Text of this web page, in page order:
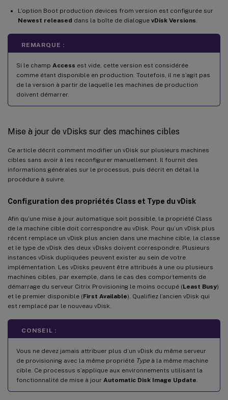
L’option Boot production devices from version est configurée sur
Newest released dans la boîte de dialogue vDisk Versions
REMARQUE :
Si le champ Access est vide, cette version est considérée
comme étant disponible en production. Toutefois, il ne s’agit pas
de la version à partir de laquelle les machines de production
doivent démarrer.
Mise à jour de vDisks sur des machines cibles
Ce article décrit comment modifier un vDisk sur plusieurs machines
cibles sans avoir à les reconfigurer manuellement. Il fournit des
informations générales sur le processus, puis décrit en détail la
procédure à suivre.
Configuration des propriétés Class et Type du vDisk
Afin qu’une mise à jour automatique soit possible, la propriété Class
de la machine cible doit correspondre au vDisk. Pour qu’un vDisk plus
récent remplace un vDisk plus ancien dans une machine cible, la classe
et le type de vDisk des deux vDisks doivent correspondre. Plusieurs
instances vDisk dupliquées peuvent exister au sein de votre
implémentation. Les vDisks peuvent être attribués à une ou plusieurs
machines cibles, par exemple, dans le cas des comportements de
démarrage du serveur Citrix Provisioning le moins occupé (Least Busy)
et le premier disponible (First Available). Qualifiez l’ancien vDisk qui
est remplacé par le nouveau vDisk.
CONSEIL :
Vous ne devez jamais attribuer plus d’un vDisk du même serveur
de provisioning avec la même propriété Type à la même machine
cible. Ce processus s’applique aux environnements utilisant la
fonctionnalité de mise à jour Automatic Disk Image Update